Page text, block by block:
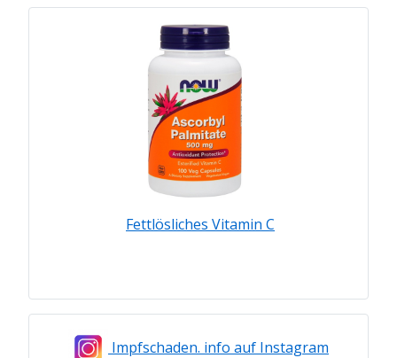
Fettlösliches Vitamin C
Impfschaden. info auf Instagram